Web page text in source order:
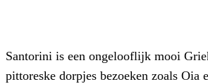
Santorini is een ongelooflijk mooi
pittoreske dorpjes bezoeken zoals Oia